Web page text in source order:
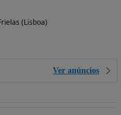
(Lisboa)
Ver anúncios